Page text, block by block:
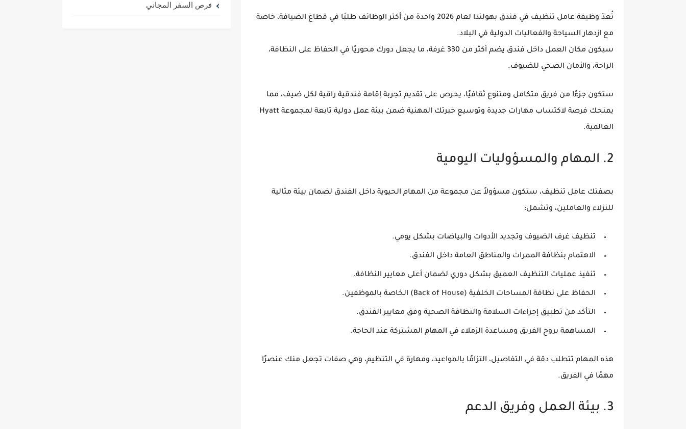
تُعدّ وظيفة عامل تنظيف في فندق بهولندا لعام 2026
واحدة من أكثر الوظائف طلبًا في قطاع الضيافة، خاصة
مع ازدهار السياحة والفعاليات الدولية في البلاد.
سيكون مكان العمل داخل فندق يضم أكثر من 330 غرفة ، ما يجعل دورك محوريًا في الحفاظ على النظافة،
الراحة، والأمان الصحي للضيوف.
ستكون جزءًا من فريق متكامل ومتنوع ثقافيًا، يحرص على تقديم تجربة إقامة فندقية راقية لكل ضيف، مما
يمنحك فرصة لاكتساب مهارات جديدة وتوسيع خبرتك المهنية ضمن بيئة عمل دولية تابعة لمجموعة Hyatt
العالمية.
2. المهام والمسؤوليات اليومية
بصفتك عامل تنظيف، ستكون مسؤولاً عن مجموعة من المهام الحيوية داخل الفندق لضمان بيئة مثالية
للنزلاء والعاملين، وتشمل:
تنظيف غرف الضيوف وتجديد الأدوات والبياضات بشكل يومي.
الاهتمام بنظافة الممرات والمناطق العامة داخل الفندق.
تنفيذ عمليات التنظيف العميق بشكل دوري لضمان أعلى معايير النظافة.
الحفاظ على نظافة المساحات الخلفية (Back of House) الخاصة بالموظفين.
التأكد من تطبيق إجراءات السلامة والنظافة الصحية وفق معايير الفندق.
المساهمة بروح الفريق ومساعدة الزملاء في المهام المشتركة عند الحاجة.
هذه المهام تتطلب دقة في التفاصيل، التزامًا بالمواعيد، ومهارة في التنظيم، وهي صفات تجعل منك عنصرًا
مهمًا في الفريق.
3. بيئة العمل وفريق الدعم
فرص السفر المجاني